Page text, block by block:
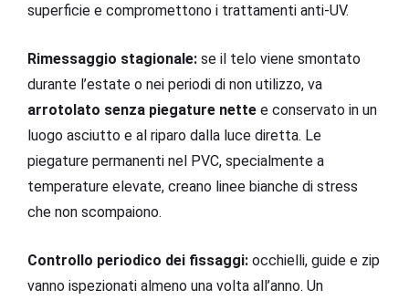
superficie e compromettono i trattamenti anti-UV.
Rimessaggio stagionale: se il telo viene smontato
durante l’estate o nei periodi di non utilizzo, va
arrotolato senza piegature nette e conservato in un
luogo asciutto e al riparo dalla luce diretta. Le
piegature permanenti nel PVC, specialmente a
temperature elevate, creano linee bianche di stress
che non scompaiono.
Controllo periodico dei fissaggi: occhielli, guide e zip
vanno ispezionati almeno una volta all’anno. Un